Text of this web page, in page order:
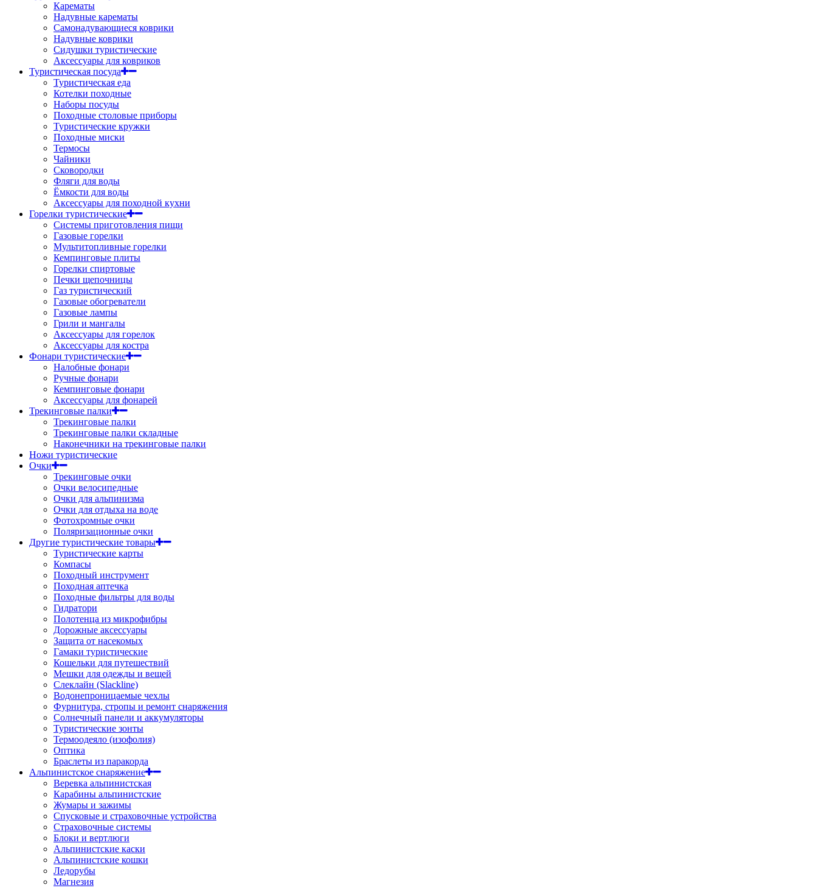
Карематы
Надувные карематы
Самонадувающиеся коврики
Надувные коврики
Сидушки туристические
Аксессуары для ковриков
Туристическая посуда
Туристическая еда
Котелки походные
Наборы посуды
Походные столовые приборы
Туристические кружки
Походные миски
Термосы
Чайники
Сковородки
Фляги для воды
Ёмкости для воды
Аксессуары для походной кухни
Горелки туристические
Системы приготовления пищи
Газовые горелки
Мультитопливные горелки
Кемпинговые плиты
Горелки спиртовые
Печки щепочницы
Газ туристический
Газовые обогреватели
Газовые лампы
Грили и мангалы
Аксессуары для горелок
Аксессуары для костра
Фонари туристические
Налобные фонари
Ручные фонари
Кемпинговые фонари
Аксессуары для фонарей
Трекинговые палки
Трекинговые палки
Трекинговые палки складные
Наконечники на трекинговые палки
Ножи туристические
Очки
Трекинговые очки
Очки велосипедные
Очки для альпинизма
Очки для отдыха на воде
Фотохромные очки
Поляризационные очки
Другие туристические товары
Туристические карты
Компасы
Походный инструмент
Походная аптечка
Походные фильтры для воды
Гидратори
Полотенца из микрофибры
Дорожные аксессуары
Защита от насекомых
Гамаки туристические
Кошельки для путешествий
Мешки для одежды и вещей
Слеклайн (Slackline)
Водонепроницаемые чехлы
Фурнитура, стропы и ремонт снаряжения
Солнечный панели и аккумуляторы
Туристические зонты
Термоодеяло (изофолия)
Оптика
Браслеты из паракорда
Альпинистское снаряжение
Веревка альпинистская
Карабины альпинистские
Жумары и зажимы
Спусковые и страховочные устройства
Страховочные системы
Блоки и вертлюги
Альпинистские каски
Альпинистские кошки
Ледорубы
Магнезия